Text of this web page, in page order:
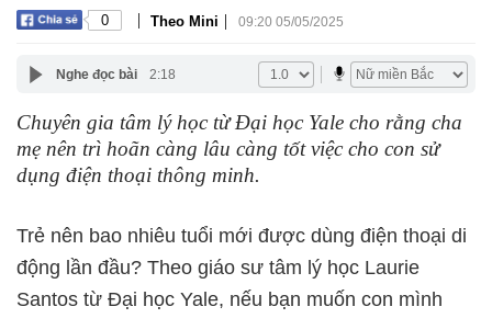
0 | Theo Mini | 09:20 05/05/2025
Nghe đọc bài 2:18
Chuyên gia tâm lý học từ Đại học Yale cho rằng cha
mẹ nên trì hoãn càng lâu càng tốt việc cho con sử
dụng điện thoại thông minh.
Trẻ nên bao nhiêu tuổi mới được dùng điện thoại di
động lần đầu? Theo giáo sư tâm lý học Laurie
Santos từ Đại học Yale, nếu bạn muốn con mình